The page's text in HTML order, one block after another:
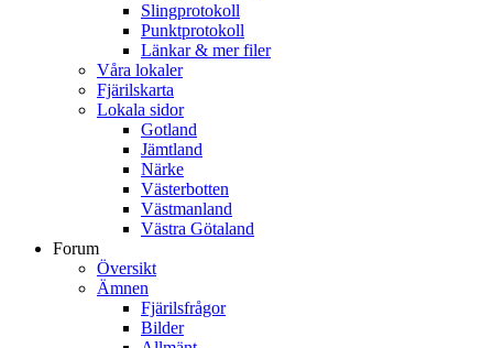
Slingprotokoll
Punktprotokoll
Länkar & mer filer
Våra lokaler
Fjärilskarta
Lokala sidor
Gotland
Jämtland
Närke
Västerbotten
Västmanland
Västra Götaland
Forum
Översikt
Ämnen
Fjärilsfrågor
Bilder